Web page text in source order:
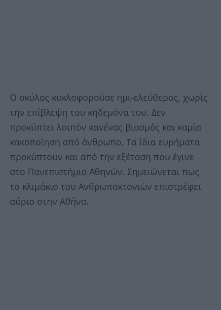
Ο σκύλος κυκλοφορούσε ημι-ελεύθερος, χωρίς
την επίβλεψη του κηδεμόνα του. Δεν
προκύπτει λοιπόν κανένας βιασμός και καμία
κακοποίηση από άνθρωπο. Τα ίδια ευρήματα
προκύπτουν και από την εξέταση που έγινε
στο Πανεπιστήμιο Αθηνών. Σημειώνεται πως
το κλιμάκιο του Ανθρωποκτονιών επιστρέφει
αύριο στην Αθήνα.